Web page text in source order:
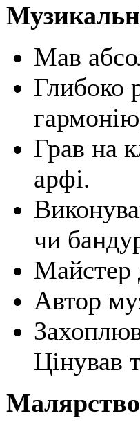
Мав
Глибоко
Грав на
арфі.
чи
Майстер
Автор
Цінував